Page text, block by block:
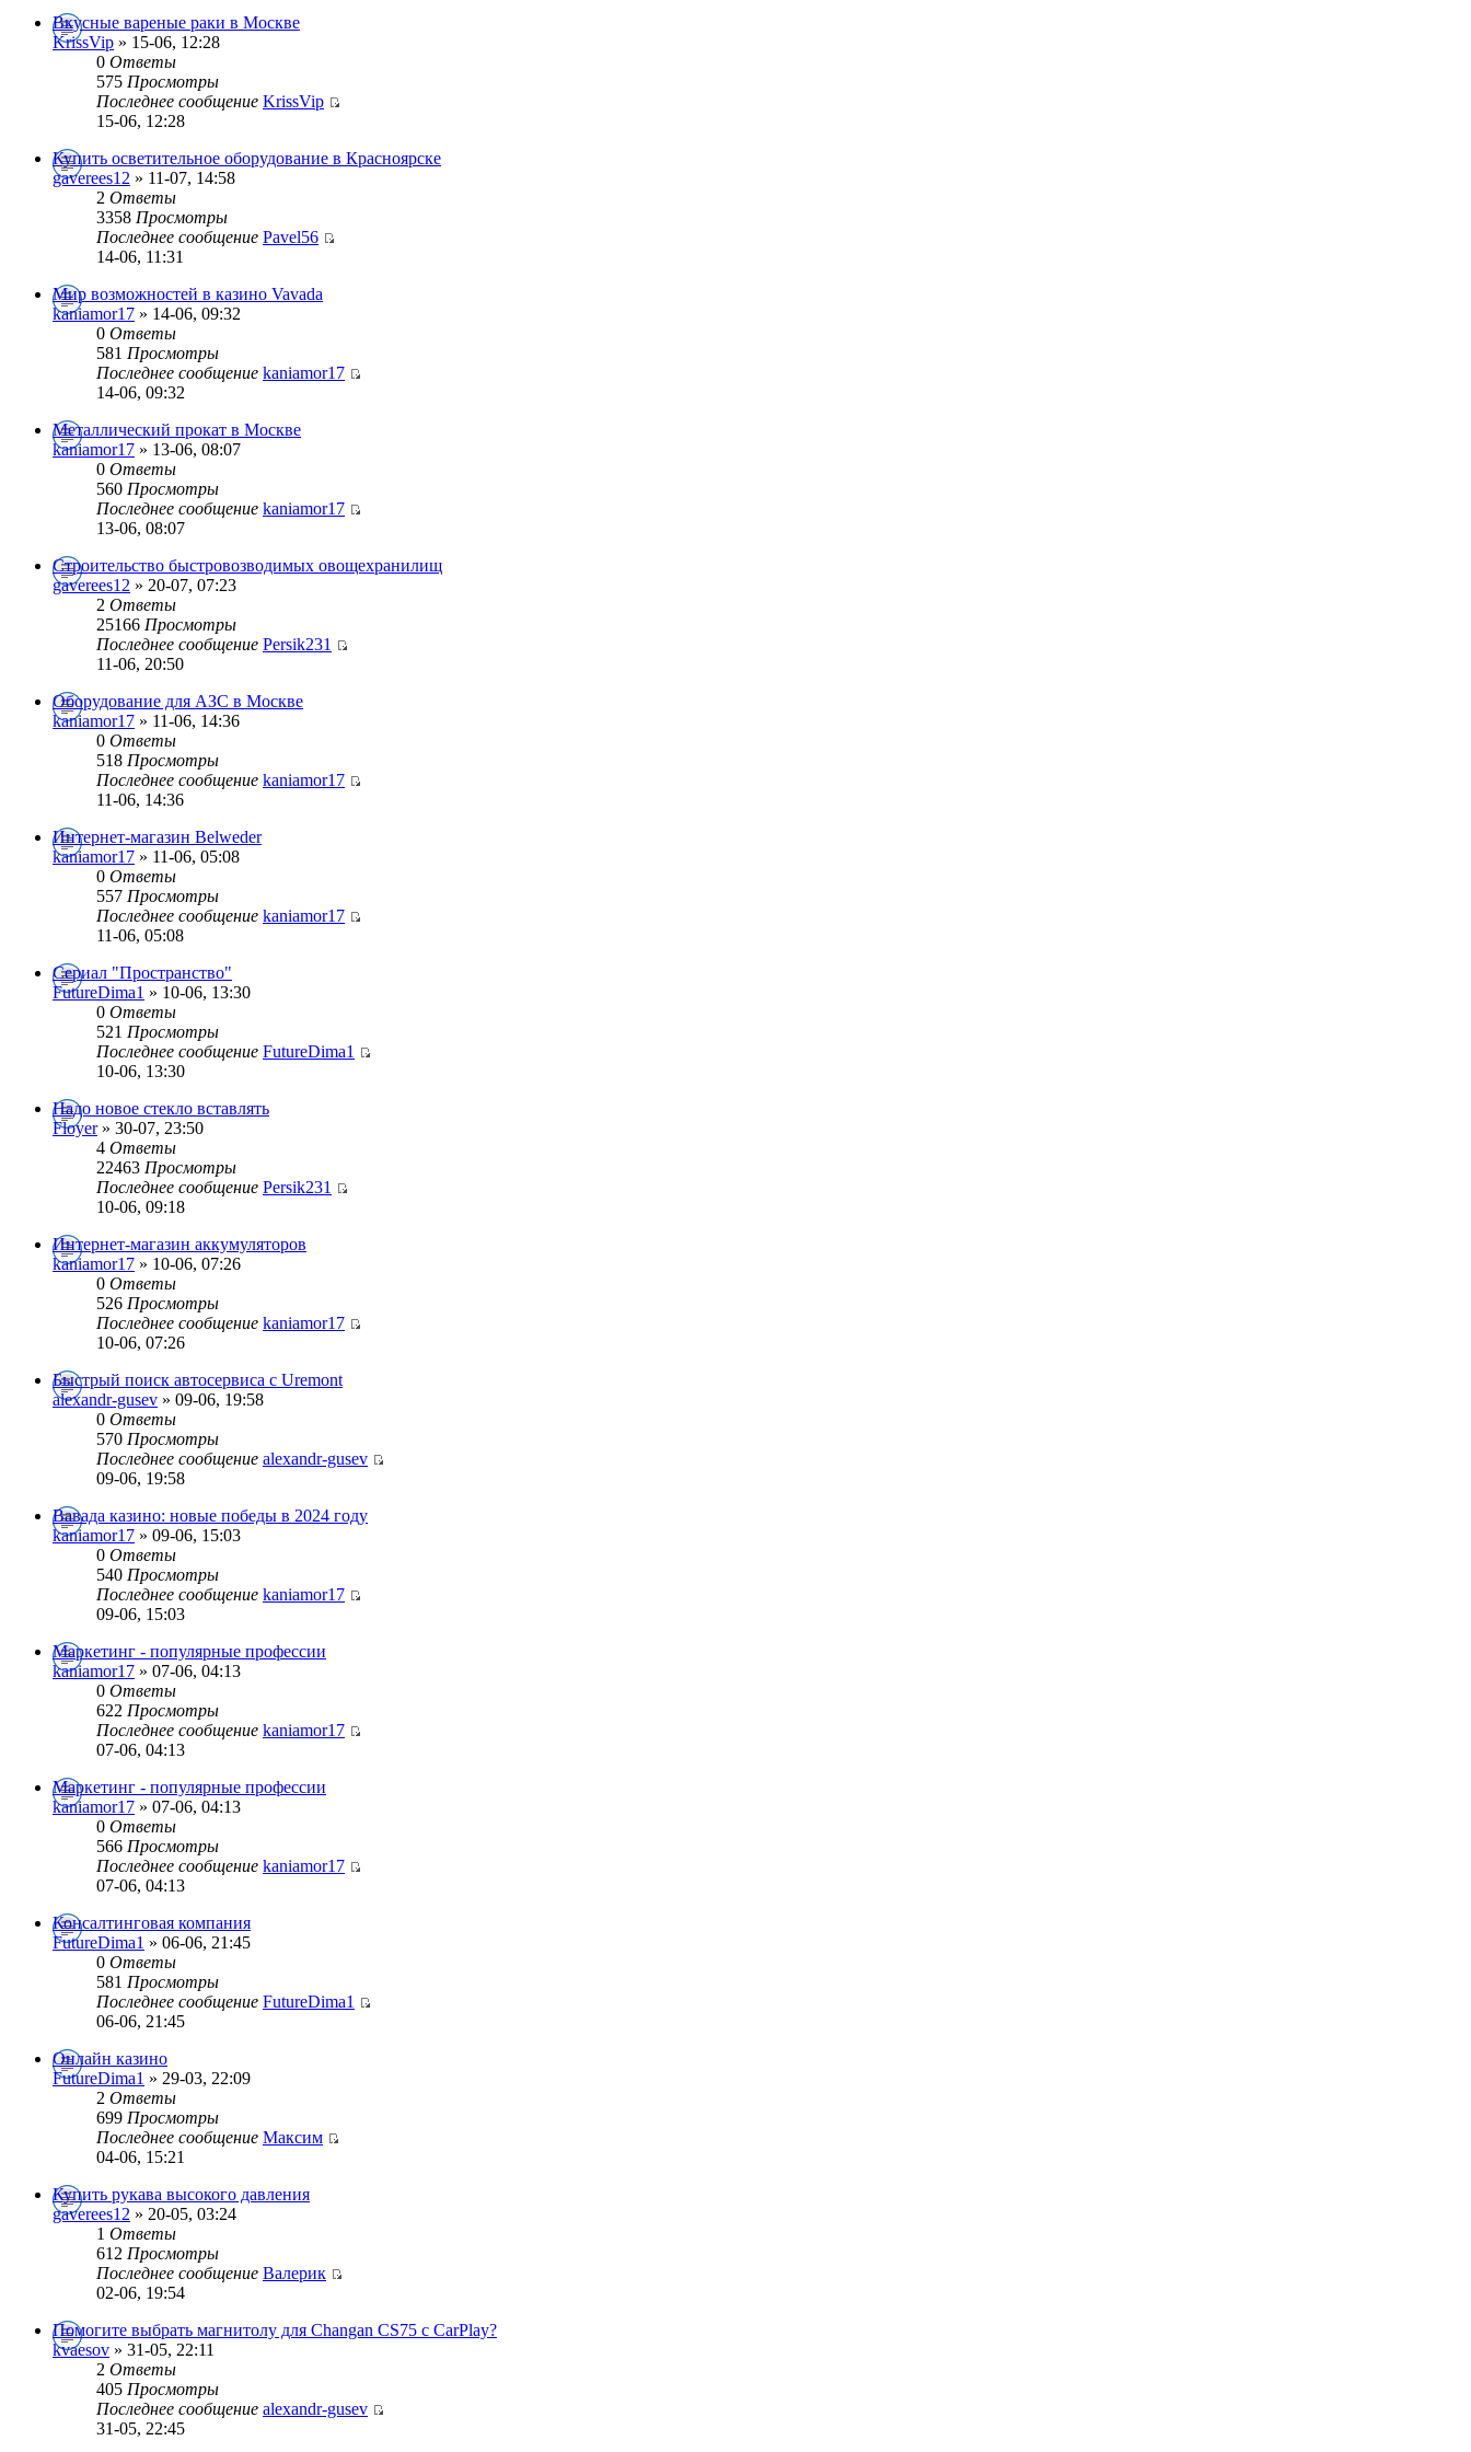
Вкусные вареные раки в Москве
KrissVip » 15-06, 12:28
0 Ответы
575 Просмотры
Последнее сообщение KrissVip
15-06, 12:28
Купить осветительное оборудование в Красноярске
gaverees12 » 11-07, 14:58
2 Ответы
3358 Просмотры
Последнее сообщение Pavel56
14-06, 11:31
Мир возможностей в казино Vavada
kaniamor17 » 14-06, 09:32
0 Ответы
581 Просмотры
Последнее сообщение kaniamor17
14-06, 09:32
Металлический прокат в Москве
kaniamor17 » 13-06, 08:07
0 Ответы
560 Просмотры
Последнее сообщение kaniamor17
13-06, 08:07
Строительство быстровозводимых овощехранилищ
gaverees12 » 20-07, 07:23
2 Ответы
25166 Просмотры
Последнее сообщение Persik231
11-06, 20:50
Оборудование для АЗС в Москве
kaniamor17 » 11-06, 14:36
0 Ответы
518 Просмотры
Последнее сообщение kaniamor17
11-06, 14:36
Интернет-магазин Belweder
kaniamor17 » 11-06, 05:08
0 Ответы
557 Просмотры
Последнее сообщение kaniamor17
11-06, 05:08
Сериал "Пространство"
FutureDima1 » 10-06, 13:30
0 Ответы
521 Просмотры
Последнее сообщение FutureDima1
10-06, 13:30
Надо новое стекло вставлять
Floyer» 30-07, 23:50
4 Ответы
22463 Просмотры
Последнее сообщение Persik231
10-06, 09:18
Интернет-магазин аккумуляторов
kaniamor17 » 10-06, 07:26
0 Ответы
526 Просмотры
Последнее сообщение kaniamor17
10-06, 07:26
Быстрый поиск автосервиса с Uremont
alexandr-gusev » 09-06, 19:58
0 Ответы
570 Просмотры
Последнее сообщение alexandr-gusev
09-06, 19:58
Вавада казино: новые победы в 2024 году
kaniamor17 » 09-06, 15:03
0 Ответы
540 Просмотры
Последнее сообщение kaniamor17
09-06, 15:03
Маркетинг - популярные профессии
kaniamor17 » 07-06, 04:13
0 Ответы
622 Просмотры
Последнее сообщение kaniamor17
07-06, 04:13
Маркетинг - популярные профессии
kaniamor17 » 07-06, 04:13
0 Ответы
566 Просмотры
Последнее сообщение kaniamor17
07-06, 04:13
Консалтинговая компания
FutureDima1 » 06-06, 21:45
0 Ответы
581 Просмотры
Последнее сообщение FutureDima1
06-06, 21:45
Онлайн казино
FutureDima1 » 29-03, 22:09
2 Ответы
699 Просмотры
Последнее сообщение Максим
04-06, 15:21
Купить рукава высокого давления
gaverees12 » 20-05, 03:24
1 Ответы
612 Просмотры
Последнее сообщение Валерик
02-06, 19:54
Помогите выбрать магнитолу для Changan CS75 с CarPlay?
kvaesov » 31-05, 22:11
2 Ответы
405 Просмотры
Последнее сообщение alexandr-gusev
31-05, 22:45